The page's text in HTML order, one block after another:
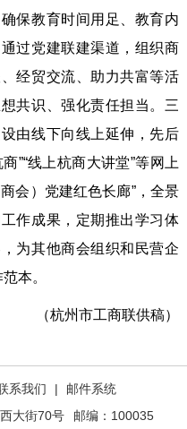
保教育时间用足、教育内
过党建联建渠道，组织商
经贸交流、助力共富等活
共识、强化责任担当。三
由线下向线上延伸，先后
”“线上杭商大讲堂”等网上
会）党建红色长廊”，全景
作成果，定期推出学习体
为其他商会组织和民营企
本。
（杭州市工商联供稿）
系我们 |
邮件系统
大街70号
邮编：100035